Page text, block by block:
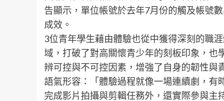
告顯示，單位帳號於去年7月份的觸及帳號
成效。
3位青年學生藉由體驗也從中獲得深刻的職
域，打破了對高關懷青少年的刻板印象，也
辨可控與不可控因素，增強了自身的韌性與
語氣形容：「體驗過程就像一場連續劇，有
完成影片拍攝與剪輯任務外，還實際參與